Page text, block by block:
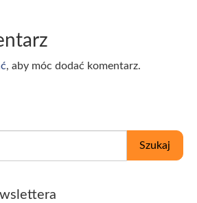
, aby móc dodać komentarz.
Szukaj